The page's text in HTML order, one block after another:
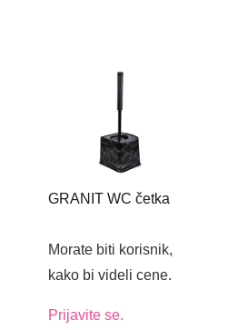
GRANIT WC četka
Morate biti korisnik,
kako bi videli cene.
Prijavite se.